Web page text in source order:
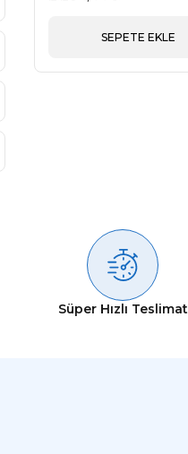
SEPETE EKLE
Süper Hızlı Teslimat